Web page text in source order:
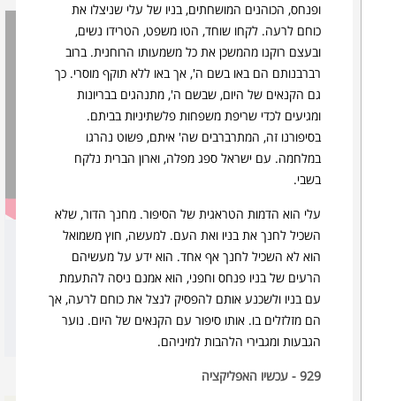
שכול וכשלון
חצי שעה על הפרק עם דור סער מן
ופנחס, הכוהנים המושחתים, בניו של עלי שניצלו את
כוחם לרעה. לקחו שוחד, הטו משפט, הטרידו נשים,
ובעצם רוקנו מהמשכן את כל משמעותו הרוחנית.ברוב
רברבנותם הם באו בשם ה', אך באו ללא תוקף מוסרי. כך
גם הקנאים של היום, שבשם ה', מתנהגים בבריונות
ומגיעים לכדי שריפת משפחות פלשתיניות בביתם.
בסיפורנו זה, המתרברבים שה' איתם, פשוט נהרגו
במלחמה. עם ישראל ספג מפלה, וארון הברית נלקח
בשבי.
עלי הוא הדמות הטראגית של הסיפור. מחנך הדור, שלא
השכיל לחנך את בניו ואת העם. למעשה, חוץ משמואל
הוא לא השכיל לחנך אף אחד. הוא ידע על מעשיהם
הרעים של בניו פנחס וחפני, הוא אמנם ניסה להתעמת
עם בניו ולשכנע אותם להפסיק לנצל את כוחם לרעה, אך
הם מזלזלים בו. אותו סיפור עם הקנאים של היום. נוער
הגבעות ומגבירי הלהבות למיניהם.
929 - עכשיו האפליקציה